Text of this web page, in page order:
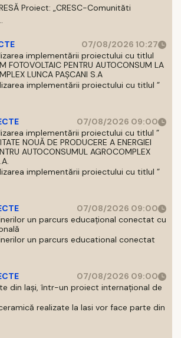
Proiect: „CRESC-Comunităti
07/08/2026 10:27
implementării proiectului cu titlul
FOTOVOLTAIC PENTRU AUTOCONSUM LA
LUNCA PAȘCANI S.A
implementării proiectului cu titlul ”
07/08/2026 09:00
implementării proiectului cu titlul ”
NOUĂ DE PRODUCERE A ENERGIEI
AUTOCONSUMUL AGROCOMPLEX
implementării proiectului cu titlul ”
07/08/2026 09:00
un parcurs educațional conectat cu
un parcurs educational conectat
07/08/2026 09:00
din Iași, într-un proiect internațional de
realizate la Iasi vor face parte din